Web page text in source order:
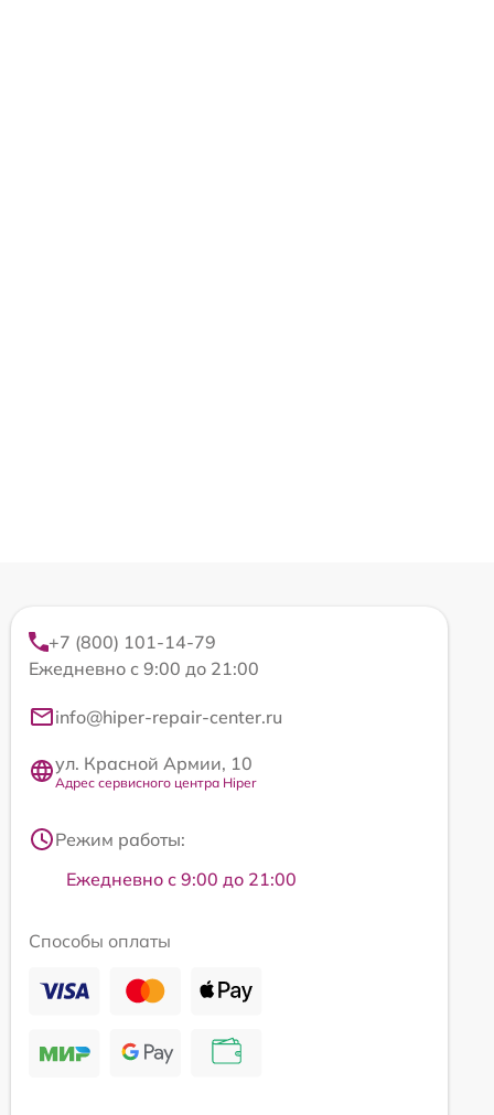
+7 (800) 101-14-79
Ежедневно с 9:00 до 21:00
info@hiper-repair-center.ru
ул. Красной Армии, 10
Адрес сервисного центра Hiper
Режим работы:
Ежедневно с 9:00 до 21:00
Способы оплаты